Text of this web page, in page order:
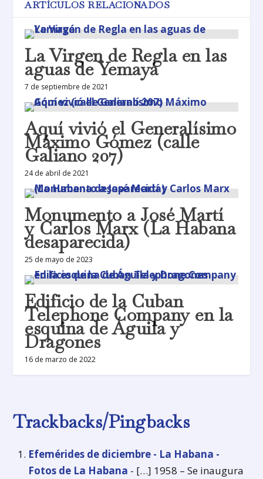
ARTÍCULOS RELACIONADOS
La Virgen de Regla en las
aguas de Yemayá
7 de septiembre de 2021
Aquí vivió el Generalísimo
Máximo Gómez (calle
Galiano 207)
24 de abril de 2021
Monumento a José Martí
y Carlos Marx (La Habana
desaparecida)
25 de mayo de 2023
Edificio de la Cuban
Telephone Company en la
esquina de Águila y
Dragones
16 de marzo de 2022
Trackbacks/Pingbacks
Efemérides de diciembre - La Habana -
Fotos de La Habana - […] 1958 – Se inaugura